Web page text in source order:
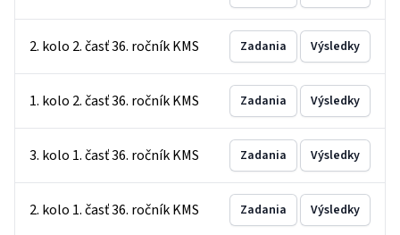
2. kolo 2. časť 36. ročník KMS Zadania Výsledky
1. kolo 2. časť 36. ročník KMS Zadania Výsledky
3. kolo 1. časť 36. ročník KMS Zadania Výsledky
2. kolo 1. časť 36. ročník KMS Zadania Výsledky